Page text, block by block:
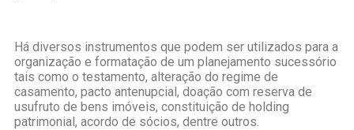
Há diversos instrumentos que podem ser utilizados para a
organização e formatação de um planejamento sucessório
tais como o testamento, alteração do regime de
casamento, pacto antenupcial, doação com reserva de
usufruto de bens imóveis, constituição de holding
patrimonial, acordo de sócios, dentre outros.